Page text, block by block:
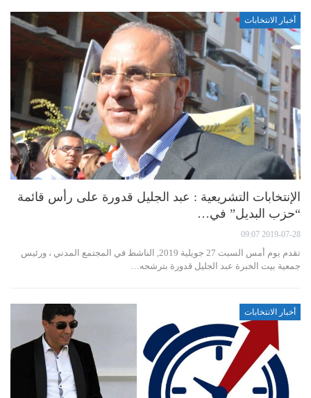
أخبار الانتخابات
الإنتخابات التشريعية : عبد الجليل قدورة على رأس قائمة
“حزب البديل” في…
2019-07-28 09:07
تقدم يوم أمس السبت 27 جويلية 2019, الناشط في المجتمع المدني ، ورئيس
جمعية بيت الخبرة عبد الجليل قدورة بترشحه…
أخبار الانتخابات